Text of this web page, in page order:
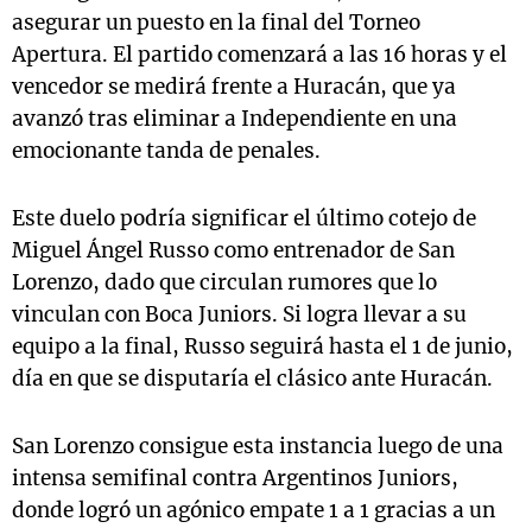
asegurar un puesto en la final del Torneo
Apertura. El partido comenzará a las 16 horas y el
vencedor se medirá frente a Huracán, que ya
avanzó tras eliminar a Independiente en una
emocionante tanda de penales.
Este duelo podría significar el último cotejo de
Miguel Ángel Russo como entrenador de San
Lorenzo, dado que circulan rumores que lo
vinculan con Boca Juniors. Si logra llevar a su
equipo a la final, Russo seguirá hasta el 1 de junio,
día en que se disputaría el clásico ante Huracán.
San Lorenzo consigue esta instancia luego de una
intensa semifinal contra Argentinos Juniors,
donde logró un agónico empate 1 a 1 gracias a un